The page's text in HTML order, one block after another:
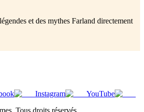
et des mythes Farland directement
Instagram
YouTube
Tous droits réservés.